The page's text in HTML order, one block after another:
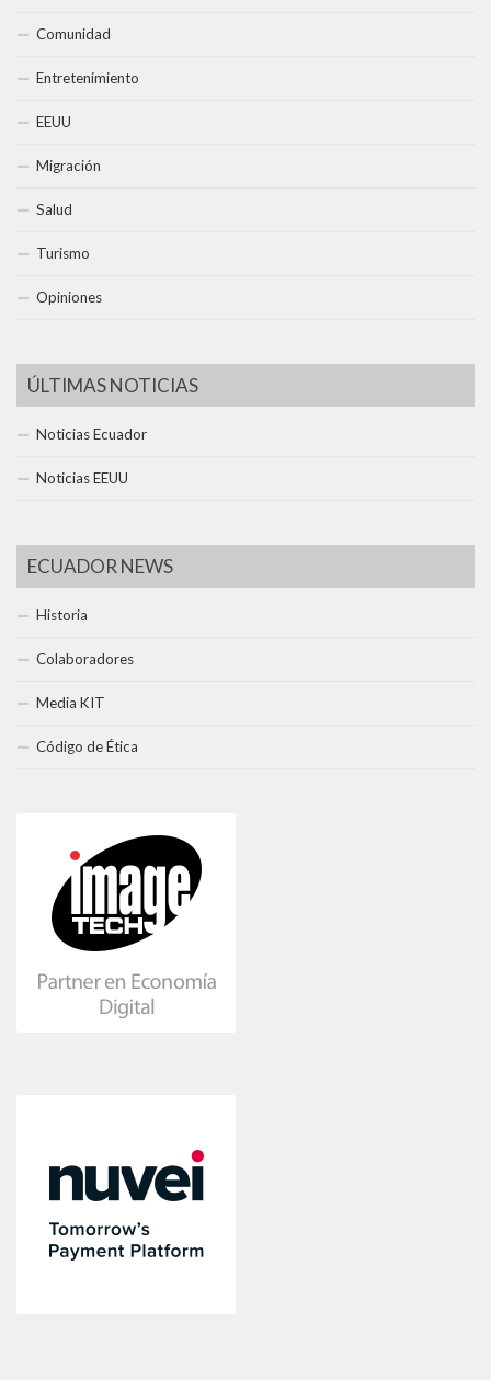
Comunidad
Entretenimiento
EEUU
Migración
Salud
Turismo
Opiniones
ÚLTIMAS NOTICIAS
Noticias Ecuador
Noticias EEUU
ECUADOR NEWS
Historia
Colaboradores
Media KIT
Código de Ética